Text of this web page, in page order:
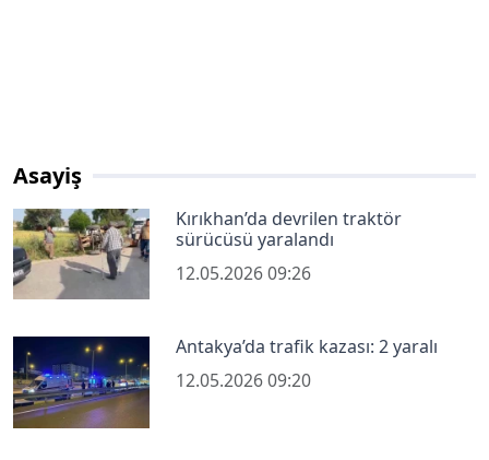
Asayiş
Kırıkhan’da devrilen traktör
sürücüsü yaralandı
12.05.2026 09:26
Antakya’da trafik kazası: 2 yaralı
12.05.2026 09:20